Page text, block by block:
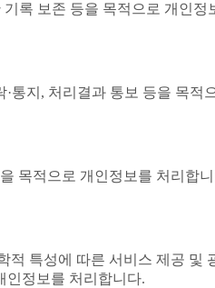
록 보존 등을 목적으로 개인정
통지, 처리결과 통보 등을 목적
목적으로 개인정보를 처리합
특성에 따른 서비스 제공 및
인정보를 처리합니다.